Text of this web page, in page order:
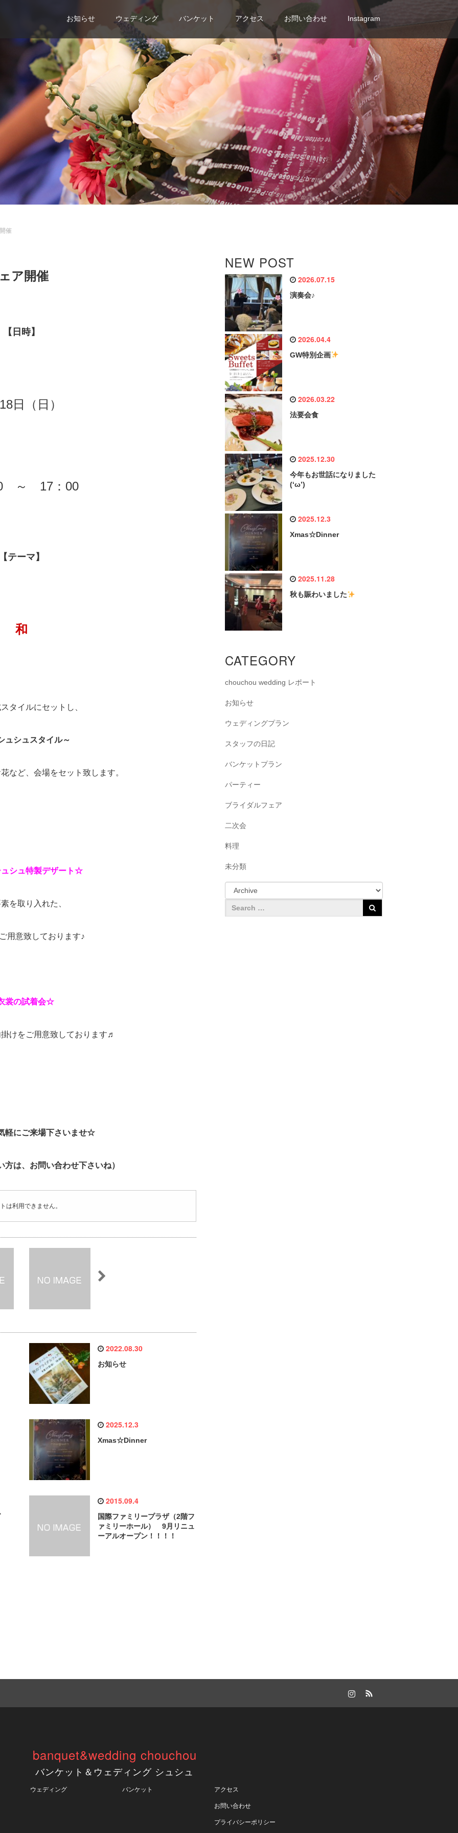
お知らせ ウェディング バンケット アクセス お問い合わせ Instagram
催
ア開催
【日時】
日（日）
～ 17：00
テーマ】
和
タイルにセットし、
ュシュスタイル～
など、会場をセット致します。
シュ特製デザート☆
を取り入れた、
用意致しております♪
裳の試着会☆
けをご用意致しております♬
軽にご来場下さいませ☆
は、お問い合わせ下さいね）
は利用できません。
2022.08.30
お知らせ
2025.12.3
Xmas☆Dinner
2015.09.4
国際ファミリープラザ（2階フ
ァミリーホール） 9月リニュ
ーアルオープン！！！！
NEW POST
2026.07.15
演奏会♪
2026.04.4
GW特別企画
2026.03.22
法要会食
2025.12.30
今年もお世話になりました
(‘ω’)
2025.12.3
Xmas☆Dinner
2025.11.28
秋も賑わいました
CATEGORY
chouchou wedding レポート
お知らせ
ウェディングプラン
スタッフの日記
バンケットプラン
パーティー
ブライダルフェア
二次会
料理
未分類
banquet&wedding chouchou
バンケット＆ウェディング シュシュ
ウェディング バンケット アクセス
お問い合わせ
プライバシーポリシー